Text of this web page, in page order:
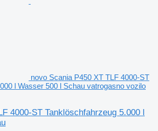
novo Scania P450 XT TLF 4000-ST
l Wasser 500 l Schau vatrogasno vozilo
4000-ST Tanklöschfahrzeug 5.000 l